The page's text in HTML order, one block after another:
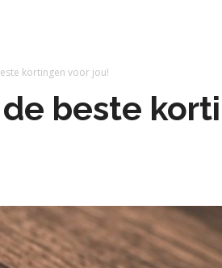
kortingen voor jou!
beste